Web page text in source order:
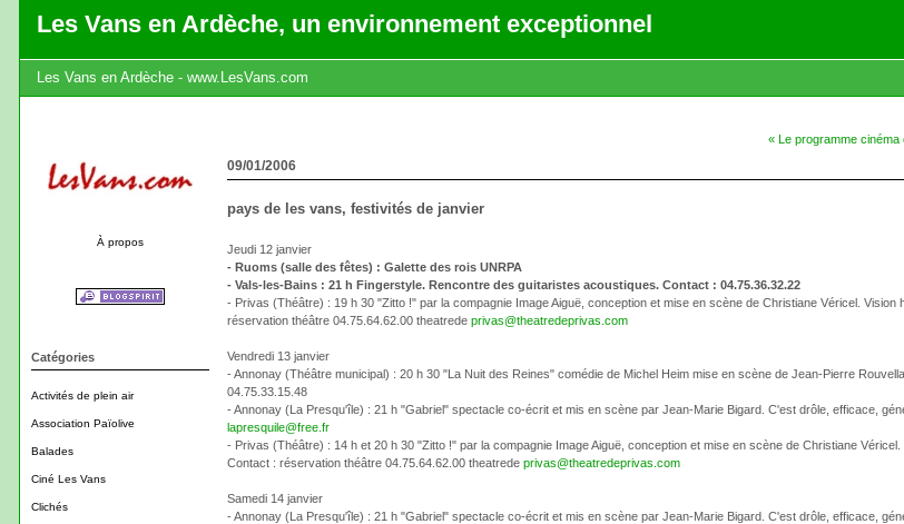
Les Vans en Ardèche, un environnement exceptionnel
Les Vans en Ardèche - www.LesVans.com
À propos
Catégories
Activités de plein air
Association Païolive
Balades
Ciné Les Vans
Clichés
« Le programme cinéma
09/01/2006
pays de les vans, festivités de janvier
Jeudi 12 janvier
- Ruoms (salle des fêtes) : Galette des rois UNRPA
- Vals-les-Bains : 21 h Fingerstyle. Rencontre des guitaristes acoustiques. Contact : 04.75.36.32.22
- Privas (Théâtre) : 19 h 30 "Zitto !" par la compagnie Image Aiguë, conception et mise en scène de Christiane Véricel.
réservation théâtre 04.75.64.62.00 theatrede privas@theatredeprivas.com
Vendredi 13 janvier
- Annonay (Théâtre municipal) : 20 h 30 "La Nuit des Reines" comédie de Michel Heim mise en scène de Jean-Pierre
04.75.33.15.48
- Annonay (La Presqu'île) : 21 h "Gabriel" spectacle co-écrit et mis en scène par Jean-Marie Bigard. C'est drôle, efficace,
lapresquile@free.fr
- Privas (Théâtre) : 14 h et 20 h 30 "Zitto !" par la compagnie Image Aiguë, conception et mise en scène de Christiane
Contact : réservation théâtre 04.75.64.62.00 theatrede privas@theatredeprivas.com
Samedi 14 janvier
- Annonay (La Presqu'île) : 21 h "Gabriel" spectacle co-écrit et mis en scène par Jean-Marie Bigard. C'est drôle, efficace,